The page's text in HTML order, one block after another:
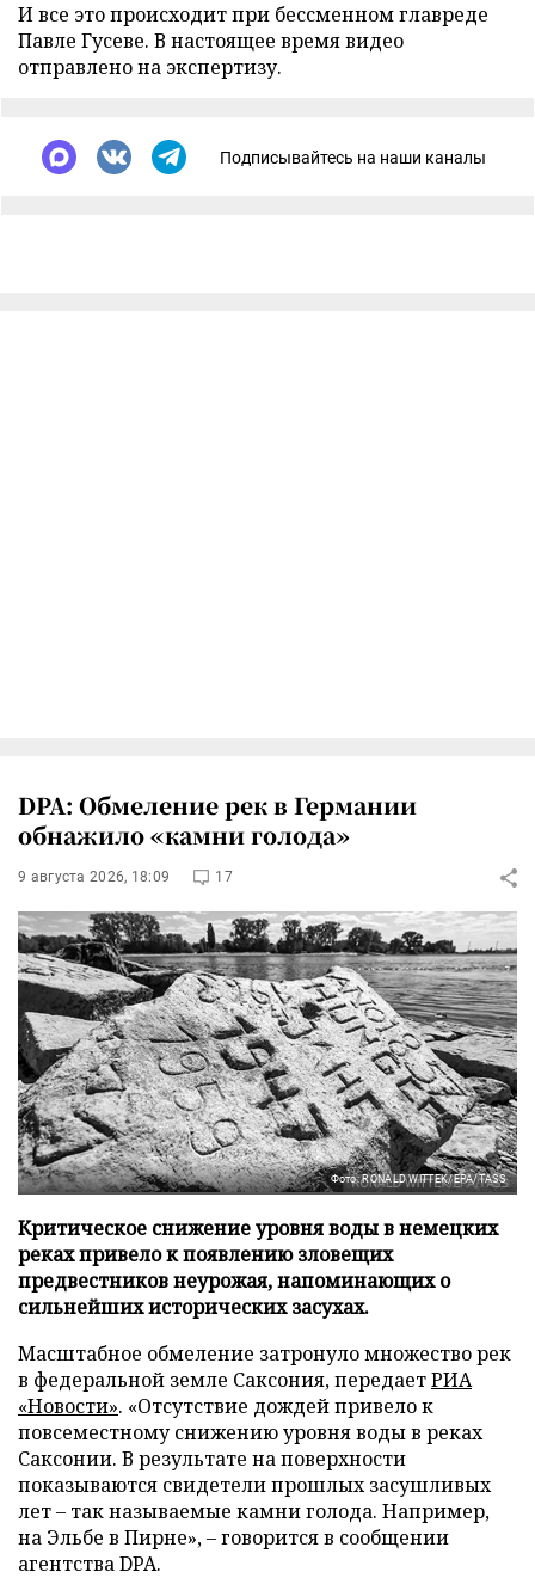
И все это происходит при бессменном главреде
Павле Гусеве. В настоящее время видео
отправлено на экспертизу.
Подписывайтесь на наши каналы
DPA: Обмеление рек в Германии
обнажило «камни голода»
9 августа 2026, 18:09 17
Фото: RONALD WITTEK/EPA/TASS
Критическое снижение уровня воды в немецких
реках привело к появлению зловещих
предвестников неурожая, напоминающих о
сильнейших исторических засухах.
Масштабное обмеление затронуло множество рек
в федеральной земле Саксония, передаетРИА
«Новости». «Отсутствие дождей привело к
повсеместному снижению уровня воды в реках
Саксонии. В результате на поверхности
показываются свидетели прошлых засушливых
лет – так называемые камни голода. Например,
на Эльбе в Пирне», – говорится в сообщении
агентства DPA.